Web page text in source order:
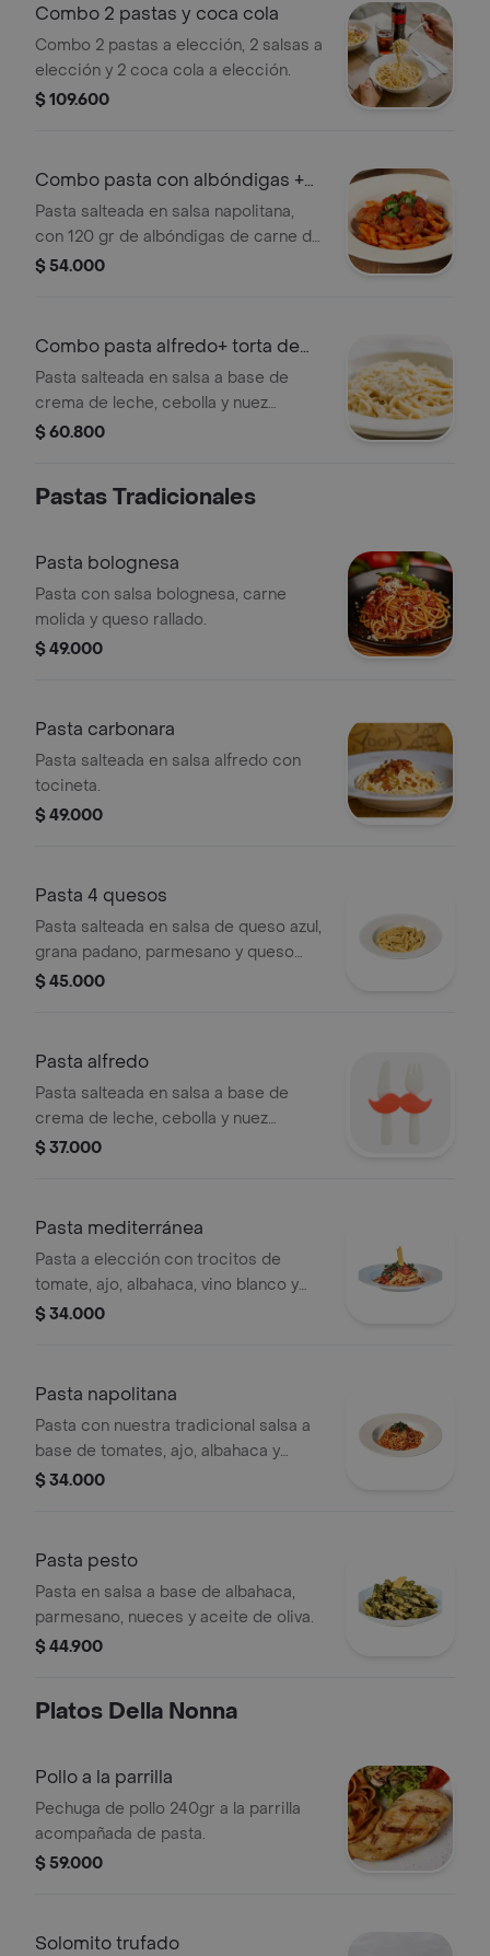
Combo 2 pastas y coca cola
Combo 2 pastas a elección, 2 salsas a
elección y 2 coca cola a elección.
$ 109.600
Combo pasta con albóndigas +
coke
Pasta salteada en salsa napolitana,
con 120 gr de albóndigas de carne de
res + 1 bebida a eleccion
$ 54.000
Combo pasta alfredo+ torta de
manzana
Pasta salteada en salsa a base de
crema de leche, cebolla y nuez
moscada + torta de manzana
$ 60.800
Pastas Tradicionales
Pasta bolognesa
Pasta con salsa bolognesa, carne
molida y queso rallado.
$ 49.000
Pasta carbonara
Pasta salteada en salsa alfredo con
tocineta.
$ 49.000
Pasta 4 quesos
Pasta salteada en salsa de queso azul,
grana padano, parmesano y queso
crema.
$ 45.000
Pasta alfredo
Pasta salteada en salsa a base de
crema de leche, cebolla y nuez
moscada.
$ 37.000
Pasta mediterránea
Pasta a elección con trocitos de
tomate, ajo, albahaca, vino blanco y
aceite de oliva.
$ 34.000
Pasta napolitana
Pasta con nuestra tradicional salsa a
base de tomates, ajo, albahaca y
especias.
$ 34.000
Pasta pesto
Pasta en salsa a base de albahaca,
parmesano, nueces y aceite de oliva.
$ 44.900
Platos Della Nonna
Pollo a la parrilla
Pechuga de pollo 240gr a la parrilla
acompañada de pasta.
$ 59.000
Solomito trufado